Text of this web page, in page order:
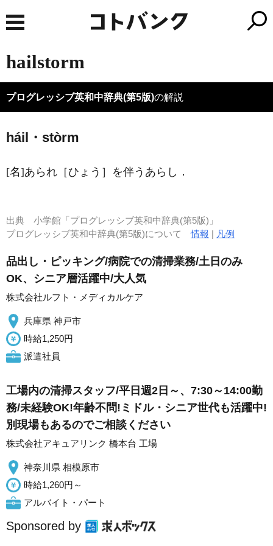
hailstorm
プログレッシブ英和中辞典(第5版)の解説
háil・stòrm
[名]あられ［ひょう］を伴うあらし ．
出典 小学館「プログレッシブ英和中辞典(第5版)」
プログレッシブ英和中辞典(第5版)について情報 | 凡例
品出し・ピッキング/病院での清掃業務/土日のみ
OK、シニア層活躍中/大人気
株式会社ルフト・メディカルケア
兵庫県 神戸市
時給1,250円
派遣社員
工場内の清掃スタッフ/平日週2日～、7:30～14:00勤
務/未経験OK!年齢不問!ミドル・シニア世代も活躍中!
別現場もあるのでご相談ください
株式会社アキュアリンク 橋本台 工場
神奈川県 相模原市
時給1,260円～
アルバイト・パート
Sponsored by